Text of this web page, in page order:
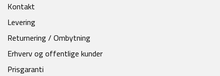
Kontakt
Levering
Returnering / Ombytning
Erhverv og offentlige kunder
Prisgaranti